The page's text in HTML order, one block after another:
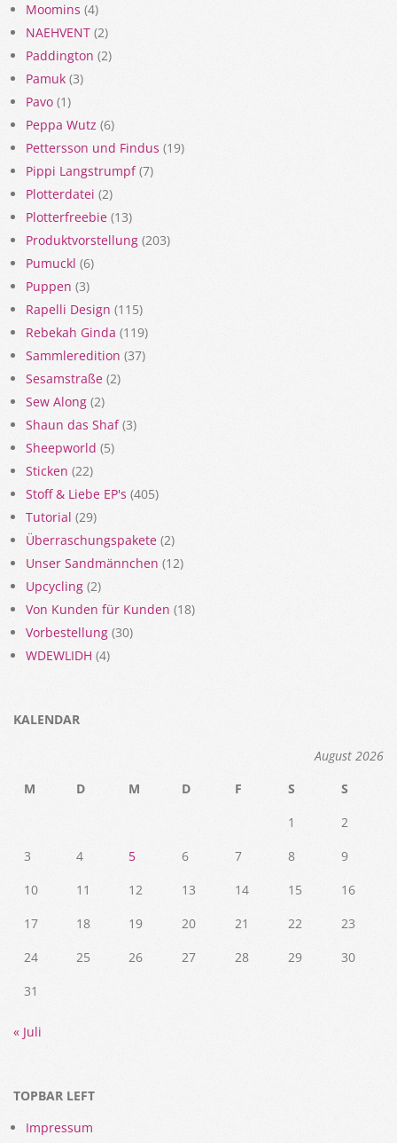
Moomins (4)
NAEHVENT (2)
Paddington (2)
Pamuk (3)
Pavo (1)
Peppa Wutz (6)
Pettersson und Findus (19)
Pippi Langstrumpf(7)
Plotterdatei (2)
Plotterfreebie (13)
Produktvorstellung (203)
Pumuckl (6)
Puppen (3)
Rapelli Design (115)
Rebekah Ginda (119)
Sammleredition (37)
Sesamstraße (2)
Sew Along (2)
Shaun das Shaf(3)
Sheepworld (5)
Sticken (22)
Stoff & Liebe EP's (405)
Tutorial (29)
Überraschungspakete (2)
Unser Sandmännchen (12)
Upcycling (2)
Von Kunden für Kunden (18)
Vorbestellung (30)
WDEWLIDH (4)
KALENDAR
August 2026
M
D M D F S
S
1
2
3
4 5 6 7 8
9
10
11 12 13 14 15
16
17
18 19 20 21 22
23
24
25 26 27 28 29
30
31
« Juli
TOPBAR LEFT
Impressum